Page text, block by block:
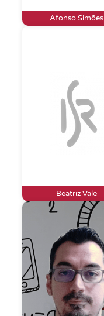
Afonso Simões
Beatriz Vale